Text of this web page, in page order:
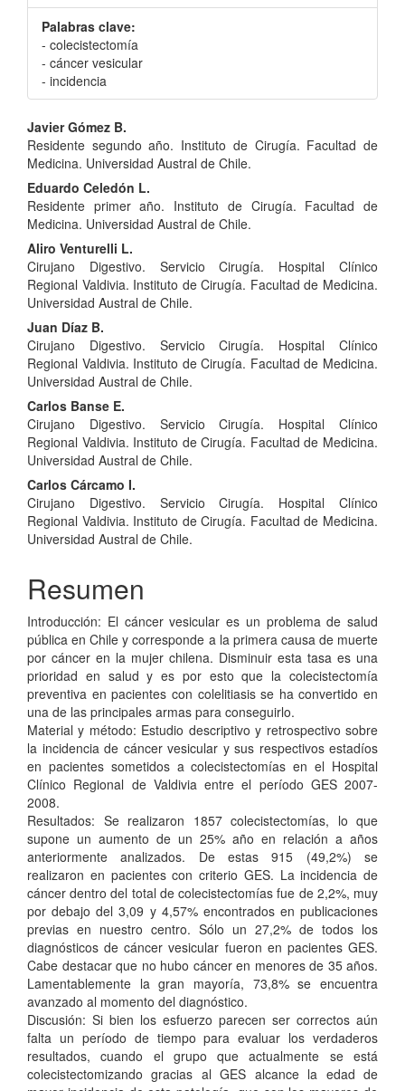
Palabras clave:
- colecistectomía
- cáncer vesicular
- incidencia
Contenido
principal
del
artículo
Javier Gómez B.
Residente segundo año. Instituto de Cirugía. Facultad de
Medicina. Universidad Austral de Chile.
Eduardo Celedón L.
Residente primer año. Instituto de Cirugía. Facultad de
Medicina. Universidad Austral de Chile.
Aliro Venturelli L.
Cirujano Digestivo. Servicio Cirugía. Hospital Clínico
Regional Valdivia. Instituto de Cirugía. Facultad de Medicina.
Universidad Austral de Chile.
Juan Díaz B.
Cirujano Digestivo. Servicio Cirugía. Hospital Clínico
Regional Valdivia. Instituto de Cirugía. Facultad de Medicina.
Universidad Austral de Chile.
Carlos Banse E.
Cirujano Digestivo. Servicio Cirugía. Hospital Clínico
Regional Valdivia. Instituto de Cirugía. Facultad de Medicina.
Universidad Austral de Chile.
Carlos Cárcamo I.
Cirujano Digestivo. Servicio Cirugía. Hospital Clínico
Regional Valdivia. Instituto de Cirugía. Facultad de Medicina.
Universidad Austral de Chile.
Resumen
Introducción: El cáncer vesicular es un problema de salud
pública en Chile y corresponde a la primera causa de muerte
por cáncer en la mujer chilena. Disminuir esta tasa es una
prioridad en salud y es por esto que la colecistectomía
preventiva en pacientes con colelitiasis se ha convertido en
una de las principales armas para conseguirlo.
Material y método: Estudio descriptivo y retrospectivo sobre
la incidencia de cáncer vesicular y sus respectivos estadíos
en pacientes sometidos a colecistectomías en el Hospital
Clínico Regional de Valdivia entre el período GES 2007-
2008.
Resultados: Se realizaron 1857 colecistectomías, lo que
supone un aumento de un 25% año en relación a años
anteriormente analizados. De estas 915 (49,2%) se
realizaron en pacientes con criterio GES. La incidencia de
cáncer dentro del total de colecistectomías fue de 2,2%, muy
por debajo del 3,09 y 4,57% encontrados en publicaciones
previas en nuestro centro. Sólo un 27,2% de todos los
diagnósticos de cáncer vesicular fueron en pacientes GES.
Cabe destacar que no hubo cáncer en menores de 35 años.
Lamentablemente la gran mayoría, 73,8% se encuentra
avanzado al momento del diagnóstico.
Discusión: Si bien los esfuerzo parecen ser correctos aún
falta un período de tiempo para evaluar los verdaderos
resultados, cuando el grupo que actualmente se está
colecistectomizando gracias al GES alcance la edad de